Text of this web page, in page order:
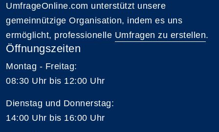
UmfrageOnline.com unterstützt unsere
gemeinnützige Organisation, indem es uns
ermöglicht, professionelle Umfragen zu erstellen.
Öffnungszeiten
Montag - Freitag:
08:30 Uhr bis 12:00 Uhr
Dienstag und Donnerstag:
14:00 Uhr bis 16:00 Uhr